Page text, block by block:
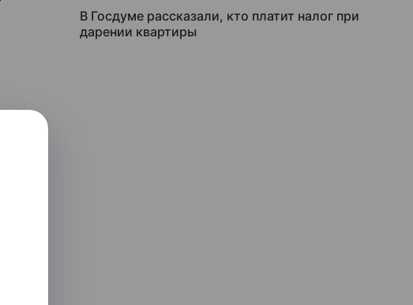
В Госдуме рассказали, кто платит налог при
дарении квартиры